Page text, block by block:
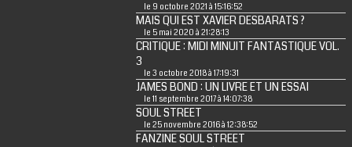
le 9 octobre 2021 à 15:16:52
MAIS QUI EST XAVIER DESBARATS ?
le 5 mai 2020 à 21:28:13
CRITIQUE : MIDI MINUIT FANTASTIQUE VOL.
3
le 3 octobre 2018 à 17:19:31
JAMES BOND : UN LIVRE ET UN ESSAI
le 11 septembre 2017 à 14:07:38
SOUL STREET
le 25 novembre 2016 à 12:38:52
FANZINE SOUL STREET